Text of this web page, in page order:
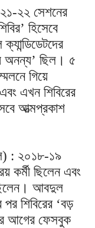
২২ সেশনের
হিসেবে
অনন্য’ ছিল। ৫
গিয়ে
এখন শিবিরের
আত্মপ্রকাশ
: ২০১৮-১৯
কর্মী ছিলেন এবং
ছিলেন। আবদুল
শিবিরের ‘বড়
আগের ফেসবুক